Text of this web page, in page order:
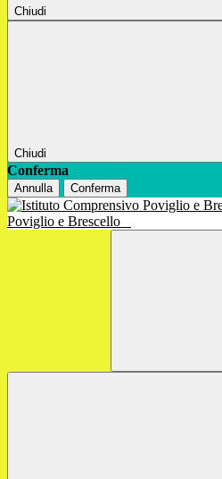
Chiudi
Chiudi
Conferma
Annulla Conferma
Poviglio e Brescello